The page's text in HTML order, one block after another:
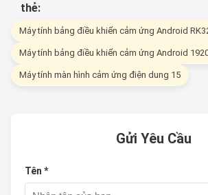
thẻ:
Máy tính bảng điều khiển cảm ứng Android
Máy tính bảng điều khiển cảm ứng Android
Máy tính màn hình cảm ứng điện dung 15
Gửi Yêu Cầu
Tên *